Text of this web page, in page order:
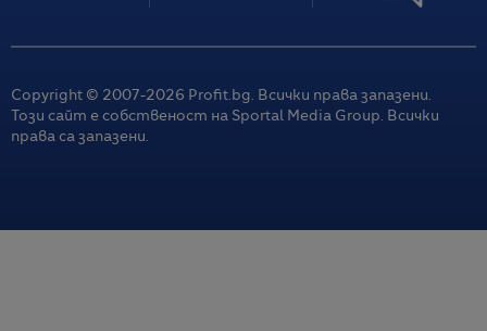
Copyright © 2007-2026 Profit.bg. Всички права запазени.
Този сайт е собственост на Sportal Media Group. Всички
права са запазени.